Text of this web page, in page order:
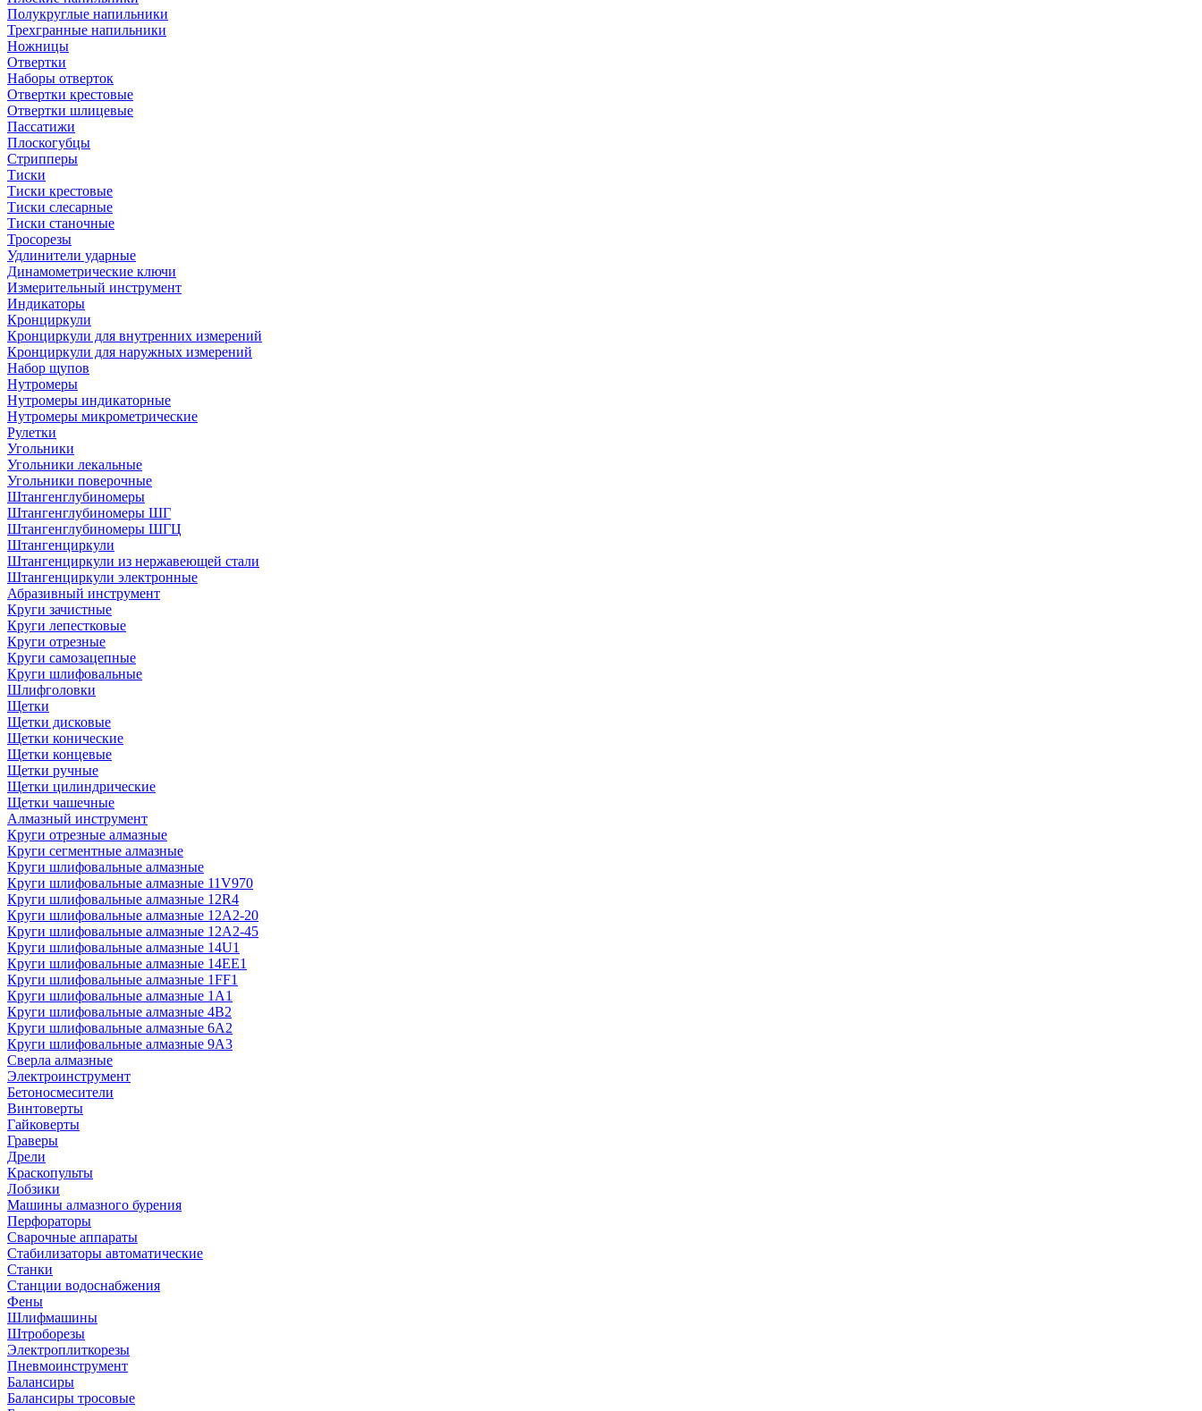
Полукруглые напильники
Трехгранные напильники
Ножницы
Отвертки
Наборы отверток
Отвертки крестовые
Отвертки шлицевые
Пассатижи
Плоскогубцы
Стрипперы
Тиски
Тиски крестовые
Тиски слесарные
Тиски станочные
Тросорезы
Удлинители ударные
Динамометрические ключи
Измерительный инструмент
Индикаторы
Кронциркули
Кронциркули для внутренних измерений
Кронциркули для наружных измерений
Набор щупов
Нутромеры
Нутромеры индикаторные
Нутромеры микрометрические
Рулетки
Угольники
Угольники лекальные
Угольники поверочные
Штангенглубиномеры
Штангенглубиномеры ШГ
Штангенглубиномеры ШГЦ
Штангенциркули
Штангенциркули из нержавеющей стали
Штангенциркули электронные
Абразивный инструмент
Круги зачистные
Круги лепестковые
Круги отрезные
Круги самозацепные
Круги шлифовальные
Шлифголовки
Щетки
Щетки дисковые
Щетки конические
Щетки концевые
Щетки ручные
Щетки цилиндрические
Щетки чашечные
Алмазный инструмент
Круги отрезные алмазные
Круги сегментные алмазные
Круги шлифовальные алмазные
Круги шлифовальные алмазные 11V970
Круги шлифовальные алмазные 12R4
Круги шлифовальные алмазные 12А2-20
Круги шлифовальные алмазные 12А2-45
Круги шлифовальные алмазные 14U1
Круги шлифовальные алмазные 14ЕЕ1
Круги шлифовальные алмазные 1FF1
Круги шлифовальные алмазные 1А1
Круги шлифовальные алмазные 4В2
Круги шлифовальные алмазные 6A2
Круги шлифовальные алмазные 9А3
Сверла алмазные
Электроинструмент
Бетоносмесители
Винтоверты
Гайковерты
Граверы
Дрели
Краскопульты
Лобзики
Машины алмазного бурения
Перфораторы
Сварочные аппараты
Стабилизаторы автоматические
Станки
Станции водоснабжения
Фены
Шлифмашины
Штроборезы
Электроплиткорезы
Пневмоинструмент
Балансиры
Балансиры тросовые